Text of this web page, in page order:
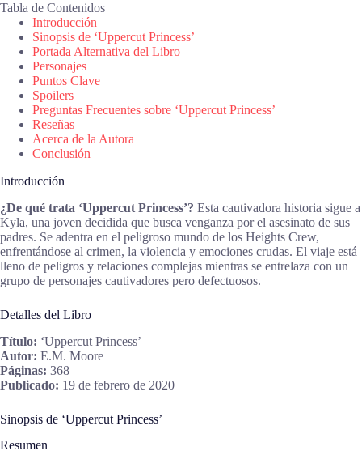
Tabla de Contenidos
Introducción
Sinopsis de ‘Uppercut Princess’
Portada Alternativa del Libro
Personajes
Puntos Clave
Spoilers
Preguntas Frecuentes sobre ‘Uppercut Princess’
Reseñas
Acerca de la Autora
Conclusión
Introducción
¿De qué trata ‘Uppercut Princess’? Esta cautivadora historia sigue a
Kyla, una joven decidida que busca venganza por el asesinato de sus
padres. Se adentra en el peligroso mundo de los Heights Crew,
enfrentándose al crimen, la violencia y emociones crudas. El viaje está
lleno de peligros y relaciones complejas mientras se entrelaza con un
grupo de personajes cautivadores pero defectuosos.
Detalles del Libro
Título: ‘Uppercut Princess’
Autor: E.M. Moore
Páginas: 368
Publicado: 19 de febrero de 2020
Sinopsis de ‘Uppercut Princess’
Resumen